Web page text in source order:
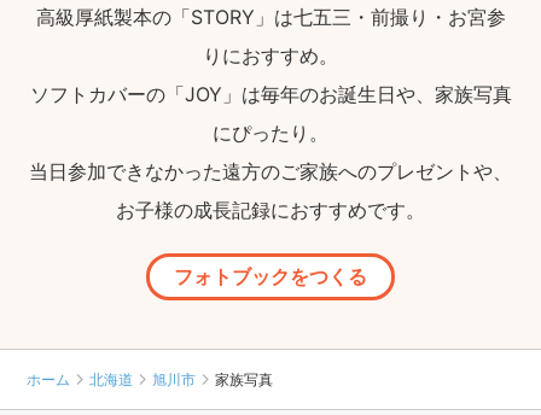
高級厚紙製本の「STORY」は七五三・前撮り・お宮参
りにおすすめ。
ソフトカバーの「JOY」は毎年のお誕生日や、家族写真
にぴったり。
当日参加できなかった遠方のご家族へのプレゼントや、
お子様の成長記録におすすめです。
フォトブックをつくる
ホーム 北海道 旭川市 家族写真